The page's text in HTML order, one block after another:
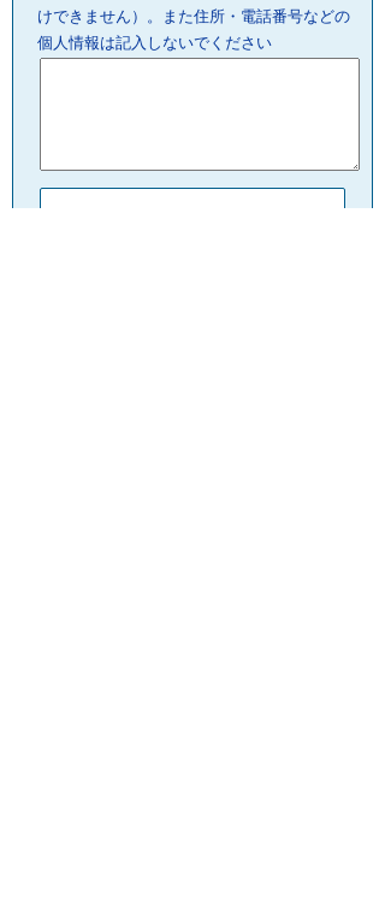
けできません）。また住所・電話番号などの
個人情報は記入しないでください